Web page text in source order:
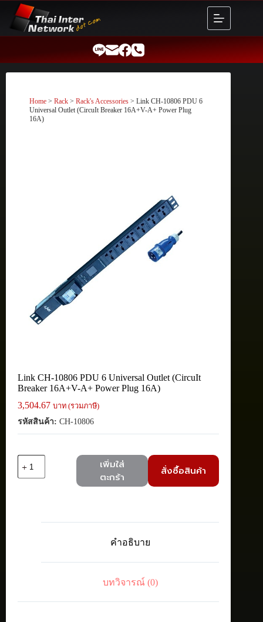
content
Home > Rack > Rack's Accessories > Link CH-10806 PDU 6
Universal Outlet (CircuIt Breaker 16A+V-A+ Power Plug
16A)
Link CH-10806 PDU 6 Universal Outlet (CircuIt
Breaker 16A+V-A+ Power Plug 16A)
3,504.67 บาท (รวมภาษี)
รหัสสินค้า: CH-10806
Link
Universal
16A+V-
16A)
เพิ่มใส่
ตะกร้า
สั่งซื้อสินค้า
คำอธิบาย
บทวิจารณ์ (0)